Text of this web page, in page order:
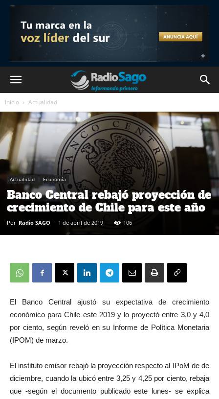
Inicio Actualidad
Actualidad Economía
Banco Central rebajó proyección de
crecimiento de Chile para este año
Por Radio SAGO - 1 de abril de 2019 106
El Banco Central ajustó su expectativa de crecimiento
económico para Chile este 2019 y lo proyectó entre 3,0 y 4,0
por ciento, según reveló en su Informe de Política Monetaria
(IPOM) de marzo.
El instituto emisor rebajó la proyección respecto al IPoM de de
diciembre, cuando la ubicó entre 3,25 y 4,25 por ciento, rebaja
que -según el documento publicado este lunes- se explica